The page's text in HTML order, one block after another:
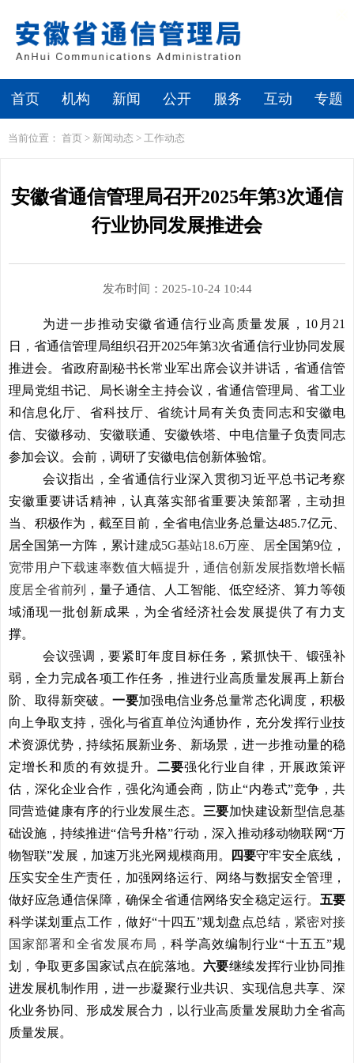
首页 机构 新闻 公开 服务 互动 专题
当前位置： 首页 > 新闻动态 > 工作动态
安徽省通信管理局召开2025年第3次通信
行业协同发展推进会
发布时间：2025-10-24 10:44
为进一步推动安徽省通信行业高质量发展，10月21
日，省通信管理局组织召开2025年第3次省通信行业协同发展
推进会。省政府副秘书长常业军出席会议并讲话，省通信管
理局党组书记、局长谢全主持会议，省通信管理局、省工业
和信息化厅、省科技厅、省统计局有关负责同志和安徽电
信、安徽移动、安徽联通、安徽铁塔、中电信量子负责同志
参加会议。会前，调研了安徽电信创新体验馆。
会议指出，全省通信行业深入贯彻习近平总书记考察
安徽重要讲话精神，认真落实部省重要决策部署，主动担
当、积极作为，截至目前，全省电信业务总量达485.7亿元、
居全国第一方阵，累计建成5G基站18.6万座、居全国第9位，
宽带用户下载速率数值大幅提升，通信创新发展指数增长幅
度居全省前列
，量子通信、人工智能、低空经济、算力等领
域涌现一批创新成果，为全省经济社会发展提供了有力支
撑。
会议强调，要紧盯年度目标任务，紧抓快干、锻强补
弱，全力完成各项工作任务，推进行业高质量发展再上新台
阶、取得新突破。一要加强电信业务总量常态化调度，积极
向上争取支持，强化与省直单位沟通协作，充分发挥行业技
术资源优势，持续拓展新业务、新场景，进一步推动量的稳
定增长和质的有效提升。 二要强化行业自律，开展政策评
估，深化企业合作，强化沟通会商，防止“内卷式”竞争，共
同营造健康有序的行业发展生态。 三要加快建设新型信息基
础设施，持续推进“信号升格”行动，深入推动移动物联网“万
物智联”发展，加速万兆光网规模商用。
四要守牢安全底线，
压实安全生产责任，加强网络运行、网络与数据安全管理，
做好应急通信保障，确保全省通信网络安全稳定运行。 五要
科学谋划重点工作，做好“十四五”规划盘点总结 ，紧密对接
国家部署和全省发展布局，科学高效编制行业“十五五”规
划，争取更多国家试点在皖落地。 六要继续发挥行业协同推
进发展机制作用，进一步凝聚行业共识、实现信息共享、深
化业务协同、形成发展合力，以行业高质量发展助力全省高
质量发展。